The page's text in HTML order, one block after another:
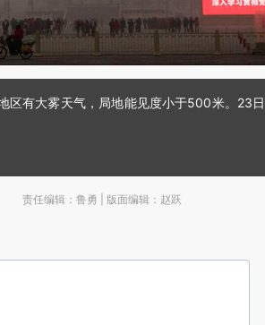
区有大雾天气，局地能见度小于500米。23
责任编辑：鲁勇 | 版面编辑：赵跃